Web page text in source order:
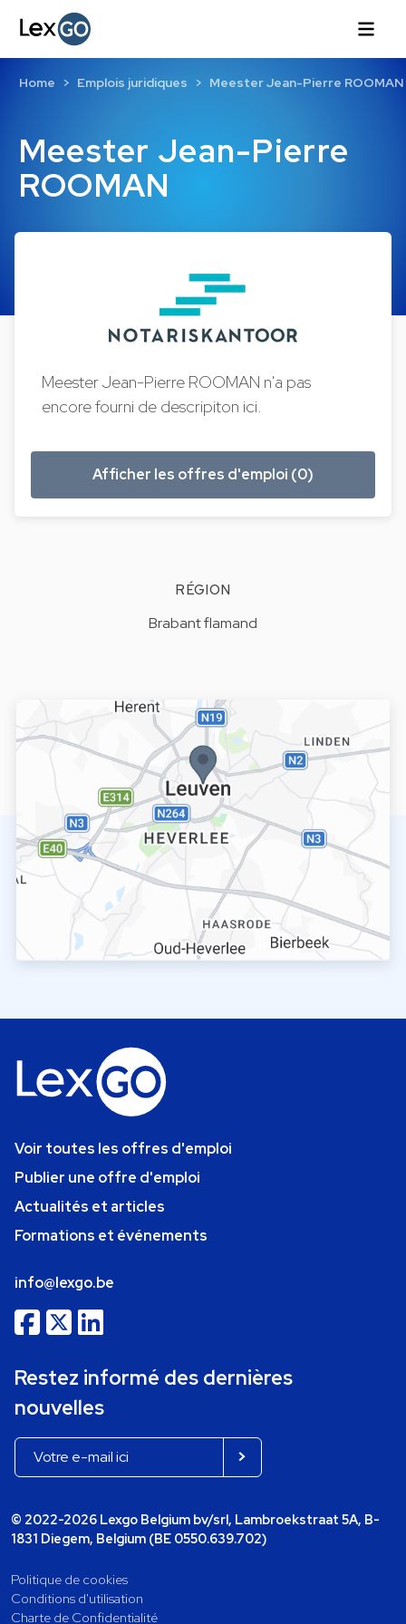
Meester Jean-Pierre
ROOMAN
Home Emplois juridiques Meester Jean-Pierre ROOMAN
Meester Jean-Pierre ROOMAN n'a pas
encore fourni de descripiton ici.
Afficher les offres d'emploi (0)
RÉGION
Brabant flamand
Voir toutes les offres d'emploi
Publier une offre d'emploi
Actualités et articles
Formations et événements
info@lexgo.be
Restez informé des dernières
nouvelles
© 2022-2026 Lexgo Belgium bv/srl, Lambroekstraat 5A, B-
1831 Diegem, Belgium (BE 0550.639.702)
Politique de cookies
Conditions d'utilisation
Charte de Confidentialité